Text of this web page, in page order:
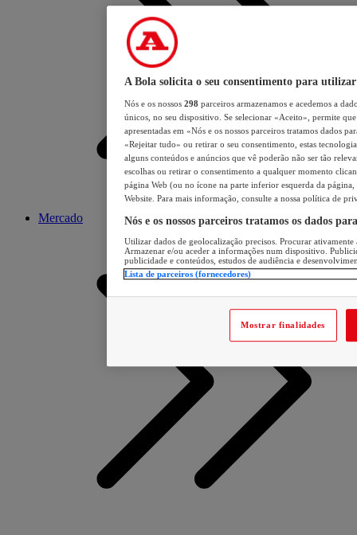
Mercado
A Bola solicita o seu consentimento para utilizar
Nós e os nossos 298 parceiros armazenamos e acedemos a
únicos, no seu dispositivo. Se selecionar «Aceito», permite
apresentadas em «Nós e os nossos parceiros tratamos dados
«Rejeitar tudo» ou retirar o seu consentimento, estas
alguns conteúdos e anúncios que vê poderão não ser tão
escolhas ou retirar o consentimento a qualquer momento
página Web (ou no ícone na parte inferior esquerda da página,
Website. Para mais informação, consulte a nossa política de
Nós e os nossos parceiros tratamos os dados
Utilizar dados de geolocalização precisos. Procurar
Armazenar e/ou aceder a informações num dispositivo.
publicidade e conteúdos, estudos de audiência e
Lista de parceiros (fornecedores)
Mostrar finalidades